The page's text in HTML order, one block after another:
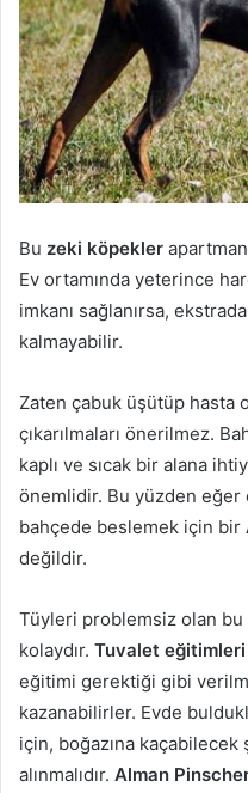
Bu zeki köpekler
Ev ortamında yeterince
imkanı sağlanırsa,
kalmayabilir.
Zaten çabuk üşütüp hasta
çıkarılmaları önerilmez.
kaplı ve sıcak bir alana
önemlidir. Bu yüzden eğer
bahçede beslemek için bir
değildir.
Tüyleri problemsiz olan bu
kolaydır. Tuvalet eğitimleri
eğitimi gerektiği gibi
kazanabilirler. Evde
için, boğazına kaçabilecek
alınmalıdır. Alman